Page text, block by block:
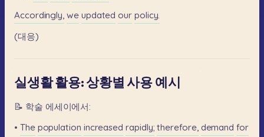
Accordingly, we updated our policy.
(대응)
실생활 활용: 상황별 사용 예시
📝 학술 에세이에서:
• The population increased rapidly; therefore, demand for